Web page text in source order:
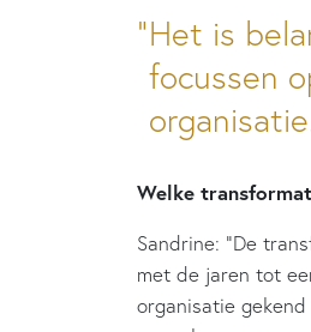
Het is
focussen
Welke
Sandrine: “De
met de jaren tot
organisatie